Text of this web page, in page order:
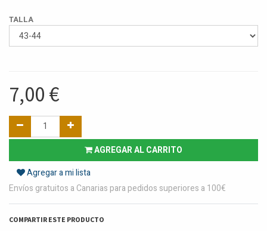
TALLA
7,00 €
AGREGAR AL CARRITO
Agregar a mi lista
Envíos gratuitos a Canarias para pedidos superiores a 100€
COMPARTIR ESTE PRODUCTO